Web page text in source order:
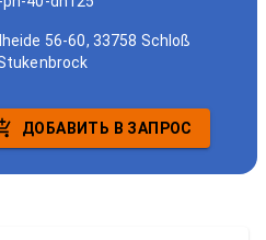
56-60, 33758 Schloß
ДОБАВИТЬ В ЗАПРОС